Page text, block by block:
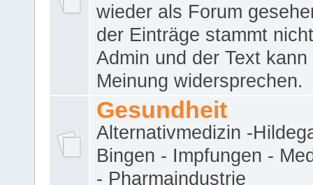
wieder als Forum
der Einträge stammt
Admin und der Text kann
Meinung widersprechen.
Gesundheit
Alternativmedizin -
Bingen - Impfungen -
- Pharmaindustrie